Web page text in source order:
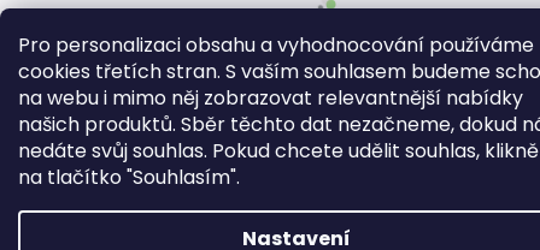
Pro personalizaci obsahu a vyhodnocování používáme
cookies třetích stran. S vaším souhlasem budeme
na webu i mimo něj zobrazovat relevantnější nabídky
našich produktů. Sběr těchto dat nezačneme, dokud
nedáte svůj souhlas. Pokud chcete udělit souhlas,
na tlačítko "Souhlasím".
Nastavení